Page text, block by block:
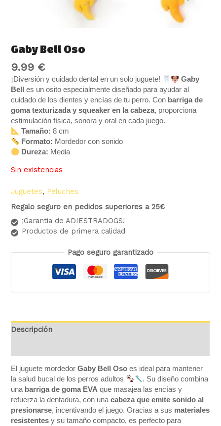
Gaby Bell Oso
9.99 €
¡Diversión y cuidado dental en un solo juguete!
Gaby
Bell
es un osito especialmente diseñado para ayudar al
cuidado de los dientes y encías de tu perro. Con barriga de
goma texturizada y squeaker en la cabeza, proporciona
estimulación física, sonora y oral en cada juego.
Tamaño: 8 cm
Formato: Mordedor con sonido
Dureza: Media
Sin existencias
Juguetes, Peluches
Regalo seguro en pedidos superiores a 25€
¡Garantia de ADIESTRADOGS!
Productos de primera calidad
Pago seguro garantizado
Descripción
El juguete mordedorGaby Bell Oso es ideal para mantener
la salud bucal de los perros adultos
. Su diseño combina
una barriga de goma EVA que masajea las encías y
refuerza la dentadura, con unacabeza que emite sonido al
presionarse, incentivando el juego. Gracias a sus materiales
resistentes y su tamaño compacto, es perfecto para